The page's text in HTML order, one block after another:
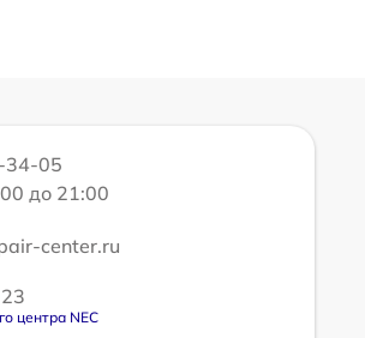
34-05
до 21:00
center.ru
центра NEC